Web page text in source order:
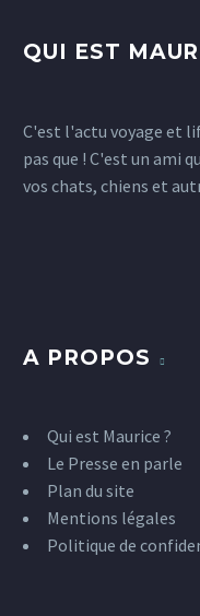
QUI EST
C'est l'actu voyage et
pas que ! C'est un ami
vos chats, chiens et
A PROPOS
Qui est Maurice ?
Le Presse en parle
Plan du site
Mentions légales
Politique de